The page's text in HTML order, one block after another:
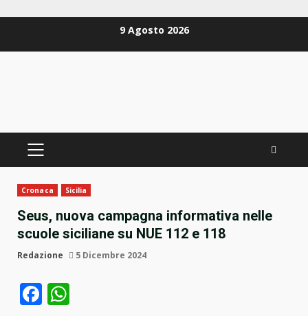
9 Agosto 2026
PRIMÄRES
Cronaca Sicilia
Seus, nuova campagna informativa nelle
scuole siciliane su NUE 112 e 118
Redazione 5 Dicembre 2024
Facebook